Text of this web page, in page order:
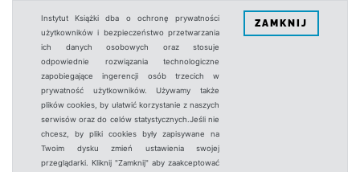
Instytut Książki dba o ochronę prywatności
użytkowników i bezpieczeństwo przetwarzania
ich danych osobowych oraz stosuje
odpowiednie rozwiązania technologiczne
zapobiegające ingerencji osób trzecich w
prywatność użytkowników. Używamy także
plików cookies, by ułatwić korzystanie z naszych
serwisów oraz do celów statystycznych.Jeśli nie
chcesz, by pliki cookies były zapisywane na
Twoim dysku zmień ustawienia swojej
przeglądarki. Kliknij "Zamknij" aby zaakceptować
ZAMKNIJ